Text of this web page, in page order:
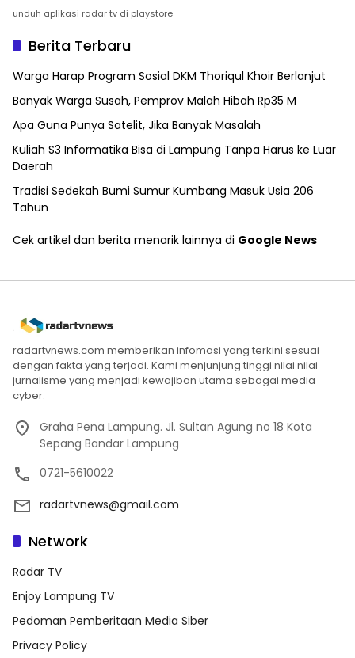
unduh aplikasi radar tv di playstore
Berita Terbaru
Warga Harap Program Sosial DKM Thoriqul Khoir Berlanjut
Banyak Warga Susah, Pemprov Malah Hibah Rp35 M
Apa Guna Punya Satelit, Jika Banyak Masalah
Kuliah S3 Informatika Bisa di Lampung Tanpa Harus ke Luar
Daerah
Tradisi Sedekah Bumi Sumur Kumbang Masuk Usia 206
Tahun
Cek artikel dan berita menarik lainnya di Google News
radartvnews.com memberikan infomasi yang terkini sesuai
dengan fakta yang terjadi. Kami menjunjung tinggi nilai nilai
jurnalisme yang menjadi kewajiban utama sebagai media
cyber.
Graha Pena Lampung. Jl. Sultan Agung no 18 Kota
Sepang Bandar Lampung
0721-5610022
radartvnews@gmail.com
Network
Radar TV
Enjoy Lampung TV
Pedoman Pemberitaan Media Siber
Privacy Policy